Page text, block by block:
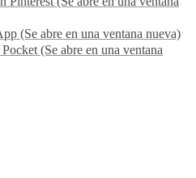
(Se abre en una ventana nueva)
(Se abre en una ventana